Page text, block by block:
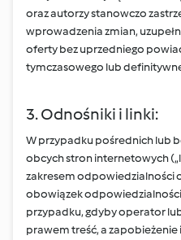
oraz autorzy stanowczo
wprowadzenia zmian,
oferty bez uprzedniego
tymczasowego lub
3. Odnośniki i linki:
W przypadku pośrednich lub
obcych stron internetowych
zakresem odpowiedzialności
obowiązek
przypadku, gdyby operator
prawem treść, a